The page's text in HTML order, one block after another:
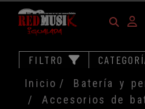
FILTRO
Inicio
Batería y
Accesorios de